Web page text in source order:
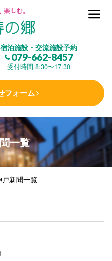
宿泊施設・交流施設予約
079-662-8457
受付時間 8:30〜17:30
フォーム
一覧
戸新聞一覧